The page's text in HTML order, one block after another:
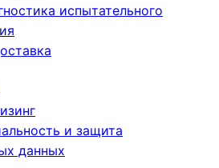
испытательного
и защита
данных